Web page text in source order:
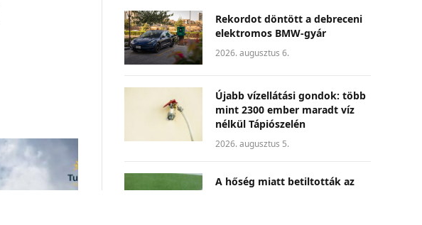
Rekordot döntött a debreceni
elektromos BMW-gyár
2026. augusztus 6.
Újabb vízellátási gondok: több
mint 2300 ember maradt víz
nélkül Tápiószelén
2026. augusztus 5.
A hőség miatt betiltották az